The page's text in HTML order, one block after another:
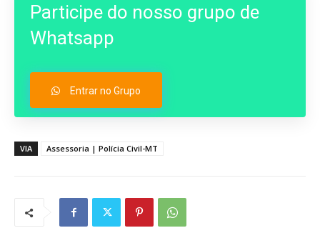
Participe do nosso grupo de
Whatsapp
Entrar no Grupo
VIA Assessoria | Polícia Civil-MT